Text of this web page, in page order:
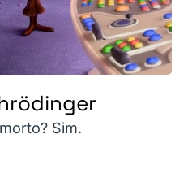
Sim.